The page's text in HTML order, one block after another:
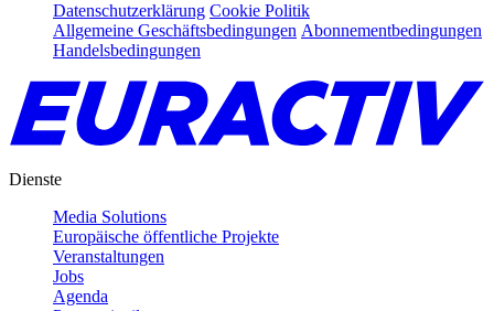
Datenschutzerklärung Cookie Politik
Allgemeine Geschäftsbedingungen Abonnementbedingungen
Handelsbedingungen
Dienste
Media Solutions
Europäische öffentliche Projekte
Veranstaltungen
Jobs
Agenda